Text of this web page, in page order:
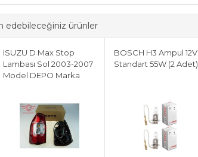
edebileceğiniz ürünler
ISUZU D Max Stop
Lambası Sol 2003-2007
Model DEPO Marka
BOSCH H3 Ampul 12V
Standart 55W (2 Adet)